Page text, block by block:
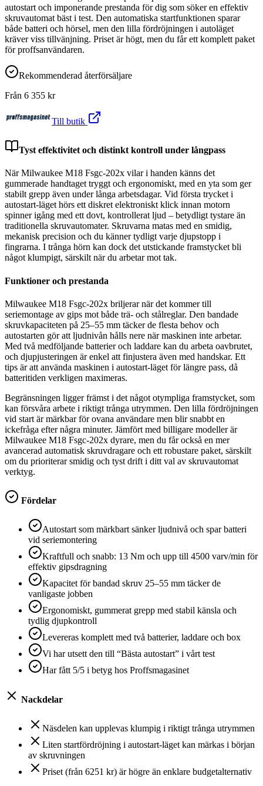
autostart och imponerande prestanda för dig som söker en effektiv
skruvautomat bäst i test. Den automatiska startfunktionen sparar
både batteri och hörsel, men den lilla fördröjningen i autoläget
kräver viss tillvänjning. Priset är högt, men du får ett komplett paket
för proffsanvändaren.
Rekommenderad återförsäljare
Från 6 355 kr
Till butik
Tyst effektivitet och distinkt kontroll under långpass
När Milwaukee M18 Fsgc-202x vilar i handen känns det
gummerade handtaget tryggt och ergonomiskt, med en yta som ger
stabilt grepp även under långa arbetsdagar. Vid första trycket i
autostart-läget hörs ett diskret elektroniskt klick innan motorn
spinner igång med ett dovt, kontrollerat ljud – betydligt tystare än
traditionella skruvautomater. Skruvarna matas med en smidig,
mekanisk precision och du känner tydligt varje djupstopp i
fingrarna. I trånga hörn kan dock det utstickande framstycket bli
något klumpigt, särskilt när du arbetar mot tak.
Funktioner och prestanda
Milwaukee M18 Fsgc-202x briljerar när det kommer till
seriemontage av gips mot både trä- och stålreglar. Den bandade
skruvkapaciteten på 25–55 mm täcker de flesta behov och
autostarten gör att ljudnivån hålls nere när maskinen inte arbetar.
Med två medföljande batterier och laddare kan du arbeta oavbrutet,
och djupjusteringen är enkel att finjustera även med handskar. Ett
tips är att använda maskinen i autostart-läget för längre pass, då
batteritiden verkligen maximeras.
Begränsningen ligger främst i det något otympliga framstycket, som
kan försvåra arbete i riktigt trånga utrymmen. Den lilla fördröjningen
vid start är märkbar för ovana användare men blir snabbt en
ickefråga efter några minuter. Jämfört med billigare modeller är
Milwaukee M18 Fsgc-202x dyrare, men du får också en mer
avancerad automatisk skruvdragare och ett robustare paket, särskilt
om du prioriterar smidig och tyst drift i ditt val av skruvautomat
verktyg.
Fördelar
Autostart som märkbart sänker ljudnivå och spar batteri
vid serie­montering
Kraftfull och snabb: 13 Nm och upp till 4500 varv/min för
effektiv gipsdragning
Kapacitet för bandad skruv 25–55 mm täcker de
vanligaste jobben
Ergonomiskt, gummerat grepp med stabil känsla och
tydlig djupkontroll
Levereras komplett med två batterier, laddare och box
Vi har utsett den till “Bästa autostart” i vårt test
Har fått 5/5 i betyg hos Proffsmagasinet
Nackdelar
Näsdelen kan upplevas klumpig i riktigt trånga utrymmen
Liten startfördröjning i autostart-läget kan märkas i början
av skruvningen
Priset (från 6251 kr) är högre än enklare budgetalternativ